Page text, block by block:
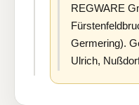
REGWARE
Germering).
Ulrich,